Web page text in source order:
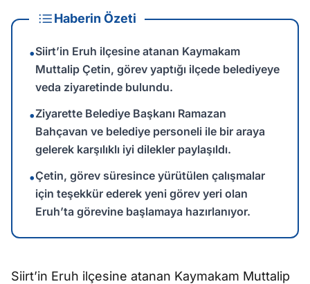
Haberin Özeti
•Siirt’in Eruh ilçesine atanan Kaymakam
Muttalip Çetin, görev yaptığı ilçede belediyeye
veda ziyaretinde bulundu.
•Ziyarette Belediye Başkanı Ramazan
Bahçavan ve belediye personeli ile bir araya
gelerek karşılıklı iyi dilekler paylaşıldı.
•Çetin, görev süresince yürütülen çalışmalar
için teşekkür ederek yeni görev yeri olan
Eruh’ta görevine başlamaya hazırlanıyor.
Siirt’in Eruh ilçesine atanan Kaymakam Muttalip